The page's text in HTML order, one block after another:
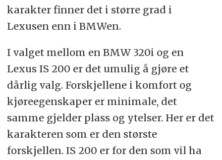
karakter finner det i større grad i
Lexusen enn i BMWen.
I valget mellom en BMW 320i og en
Lexus IS 200 er det umulig å gjøre et
dårlig valg. Forskjellene i komfort og
kjøreegenskaper er minimale, det
samme gjelder plass og ytelser. Her er det
karakteren som er den største
forskjellen. IS 200 er for den som vil ha